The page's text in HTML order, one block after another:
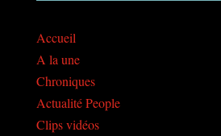
Accueil
A la une
Chroniques
Actualité People
Clips vidéos